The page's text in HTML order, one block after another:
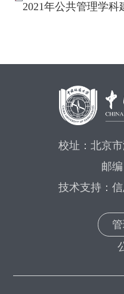
2021年公共管理学科
校址：北京
邮
技术支持：